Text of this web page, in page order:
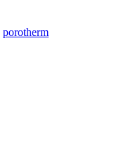
porotherm